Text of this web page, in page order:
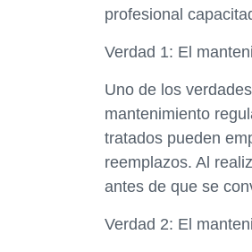
profesional
Verdad 1: El
Uno de los
mantenimiento
tratados pueden
reemplazos. Al
antes de que se
Verdad 2: El